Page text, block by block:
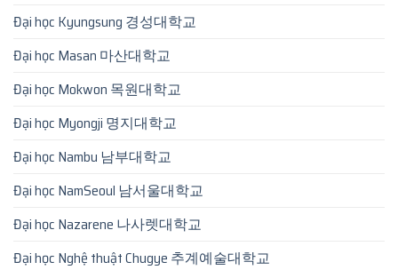
Đại học Kyungsung 경성대학교
Đại học Masan 마산대학교
Đại học Mokwon 목원대학교
Đại học Myongji 명지대학교
Đại học Nambu 남부대학교
Đại học NamSeoul 남서울대학교
Đại học Nazarene 나사렛대학교
Đại học Nghệ thuật Chugye 추계예술대학교